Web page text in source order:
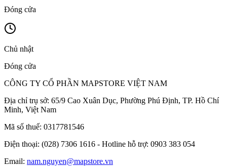
Đóng cửa
Chủ nhật
Đóng cửa
CÔNG TY CỔ PHẦN MAPSTORE VIỆT NAM
Địa chỉ trụ sở: 65/9 Cao Xuân Dục, Phường Phú Định, TP. Hồ Chí
Minh, Việt Nam
Mã số thuế: 0317781546
Điện thoại: (028) 7306 1616 - Hotline hỗ trợ: 0903 383 054
Email: nam.nguyen@mapstore.vn